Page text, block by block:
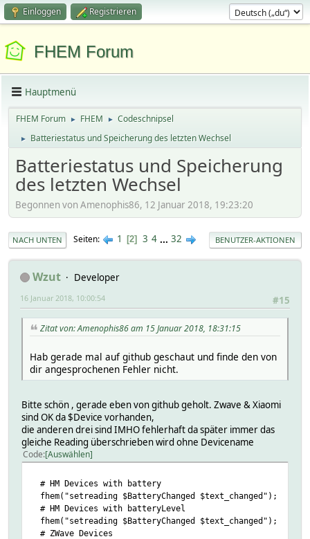
Einloggen Registrieren
FHEM Forum
Hauptmenü
FHEM Forum ► FHEM ► Codeschnipsel
► Batteriestatus und Speicherung des letzten Wechsel
Batteriestatus und Speicherung
des letzten Wechsel
Begonnen von Amenophis86, 12 Januar 2018, 19:23:20
NACH UNTEN Seiten 1 2 3 4 ... 32 BENUTZER-AKTIONEN
Wzut
Developer
#15
16 Januar 2018, 10:00:54
Zitat von: Amenophis86 am 15 Januar 2018, 18:31:15
Hab gerade mal auf github geschaut und finde den von
dir angesprochenen Fehler nicht.
Bitte schön , gerade eben von github geholt. Zwave & Xiaomi
sind OK da $Device vorhanden,
die anderen drei sind IMHO fehlerhaft da später immer das
gleiche Reading überschrieben wird ohne Devicename
Code Auswählen
# HM Devices with battery
fhem("setreading $BatteryChanged $text_changed");
# HM Devices with batteryLevel
fhem("setreading $BatteryChanged $text_changed");
# ZWave Devices